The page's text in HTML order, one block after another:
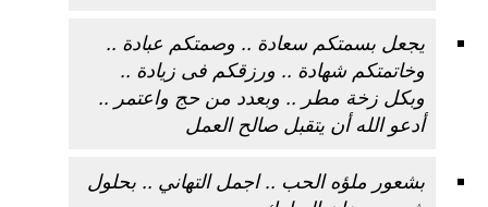
يجعل بسمتكم سعادة .. وصمتكم عبادة ..
وخاتمتكم شهادة .. ورزقكم فى زيادة ..
وبكل زخة مطر .. وبعدد من حج واعتمر ..
أدعو الله أن يتقبل صالح العمل
بشعور ملؤه الحب .. اجمل التهاني .. بحلول